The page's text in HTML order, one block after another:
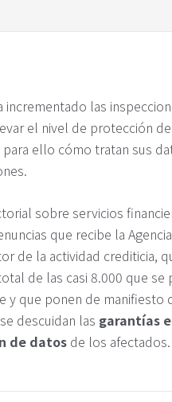
incrementado las
el nivel de protección
para ello cómo tratan sus
sobre servicios
que recibe la
de la actividad crediticia,
de las casi 8.000 que se
y que ponen de manifiesto
descuidan las garantías
de datos de los afectados.